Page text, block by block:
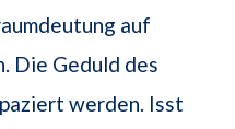
auf
Die Geduld des
werden. Isst